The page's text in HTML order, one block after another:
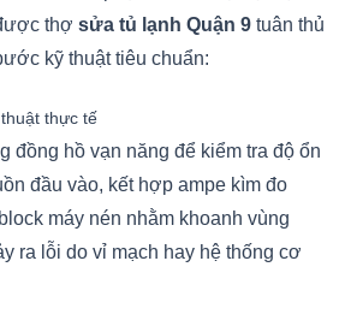
thợ sửa tủ lạnh Quận 9 tuân thủ
kỹ thuật tiêu chuẩn:
thực tế
đồng hồ vạn năng để kiểm tra độ ổn
đầu vào, kết hợp ampe kìm đo
máy nén nhằm khoanh vùng
ra lỗi do vỉ mạch hay hệ thống cơ